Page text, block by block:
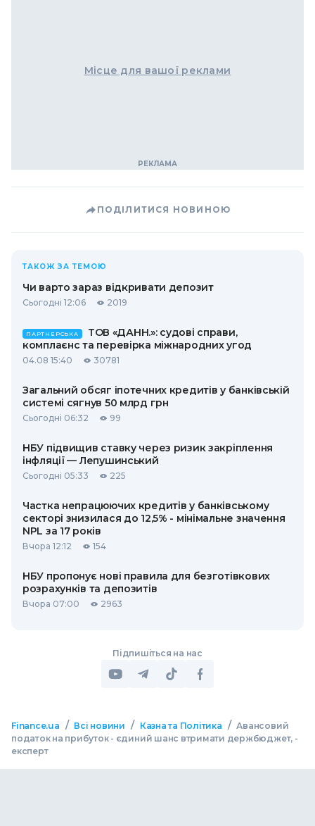
Місце для вашої реклами
ПОДІЛИТИСЯ НОВИНОЮ
ТАКОЖ ЗА ТЕМОЮ
Чи варто зараз відкривати депозит
Сьогодні 12:06 2019
ПАРТНЕРСЬКА
ТОВ «ДАНН.»: судові справи,
комплаєнс та перевірка міжнародних угод
04.08 15:40 30781
Загальний обсяг іпотечних кредитів у банківській
системі сягнув 50 млрд грн
Сьогодні 06:32 99
НБУ підвищив ставку через ризик закріплення
інфляції — Лепушинський
Сьогодні 05:33 225
Частка непрацюючих кредитів у банківському
секторі знизилася до 12,5% - мінімальне значення
NPL за 17 років
Вчора 12:12 154
НБУ пропонує нові правила для безготівкових
розрахунків та депозитів
Вчора 07:00 2963
Підпишіться на нас
Finance.ua / Всі новини / Казна та Політика / Авансовий
податок на прибуток - єдиний шанс втримати держбюджет, -
експерт